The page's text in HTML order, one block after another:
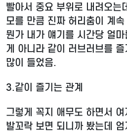
빨아서 중요 부위로 내려오는
모를 만큼 진짜 허리춤이 계
뭔가 내가 얘기를 시간당 얼
게 아니라 같이 러브러브를 즐
많이 들었음.
3.같이 즐기는 관계
그렇게 꼭지 애무도 하면서
발꼬락 보면 되니까 봤는데